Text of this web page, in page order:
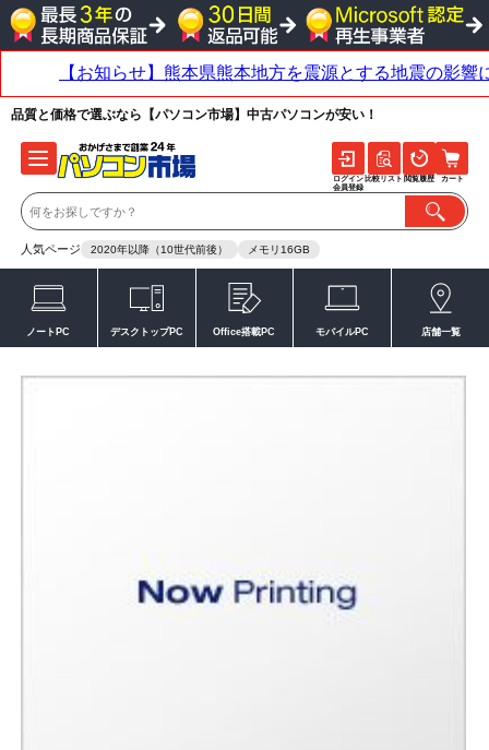
品質と価格で選ぶなら【パソコン市場】中古パソコンが安い！
人気ページ 2020年以降（10世代前後） メモリ16GB
ログイン
会員登録
比較リスト 閲覧履歴 カート
ノートPC デスクトップPC Office搭載PC モバイルPC 店舗一覧